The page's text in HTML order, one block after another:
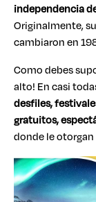
independencia
Originalmente,
cambiaron en
Como debes
alto! En casi
desfiles,
gratuitos,
donde le